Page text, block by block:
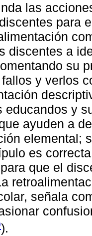
las
para
discentes a
su
y verlos
educandos y
ayuden a
elemental;
es
que el
señala
).